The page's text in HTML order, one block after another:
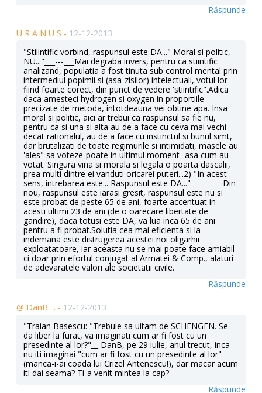
Răspunde
U R A N U S - 12-12-2013
"Stiiintific vorbind, raspunsul este DA..." Moral si politic,
NU..."___---___Mai degraba invers, pentru ca stiintific
analizand, populatia a fost tinuta sub control mental prin
intermediul popimii si (asa-zisilor) intelectuali, votul lor
fiind foarte corect, din punct de vedere 'stiintific".Adica
daca amesteci hydrogen si oxygen in proportiile
precizate de metoda, intotdeauna vei obtine apa. Insa
moral si politic, aici ar trebui ca raspunsul sa fie nu,
pentru ca si una si alta au de a face cu ceva mai vechi
decat rationalul, au de a face cu instinctul si bunul simt,
dar brutalizati de toate regimurile si intimidati, masele au
'ales" sa voteze-poate in ultimul moment- asa cum au
votat. Singura vina si morala si legala o poarta dascalii,
prea multi dintre ei vanduti oricarei puteri...2) "In acest
sens, intrebarea este... Raspunsul este DA..."___---___ Din
nou, raspunsul este iarasi gresit, raspunsul este nu si
este probat de peste 65 de ani, foarte accentuat in
acesti ultimi 23 de ani (de o oarecare libertate de
gandire), daca totusi este DA, va lua inca 65 de ani
pentru a fi probat.Solutia cea mai eficienta si la
indemana este distrugerea acestei noi oligarhii
exploatatoare, iar aceasta nu se mai poate face amiabil
ci doar prin efortul conjugat al Armatei & Comp., alaturi
de adevaratele valori ale societatii civile.
Răspunde
@ DanB: .. - 12-12-2013
"Traian Basescu: "Trebuie sa uitam de SCHENGEN. Se
da liber la furat, va imaginati cum ar fi fost cu un
presedinte al lor?"__ DanB, pe 29 iulie, anul trecut, inca
nu iti imaginai "cum ar fi fost cu un presedinte al lor"
(manca-i-ai coada lui Crizel Antenescu!), dar macar acum
iti dai seama? Ti-a venit mintea la cap?
Răspunde